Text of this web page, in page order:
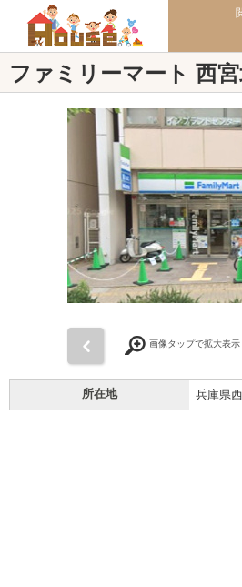
ファミリーマート 西
画像タップで拡大表示
所在地 兵庫県